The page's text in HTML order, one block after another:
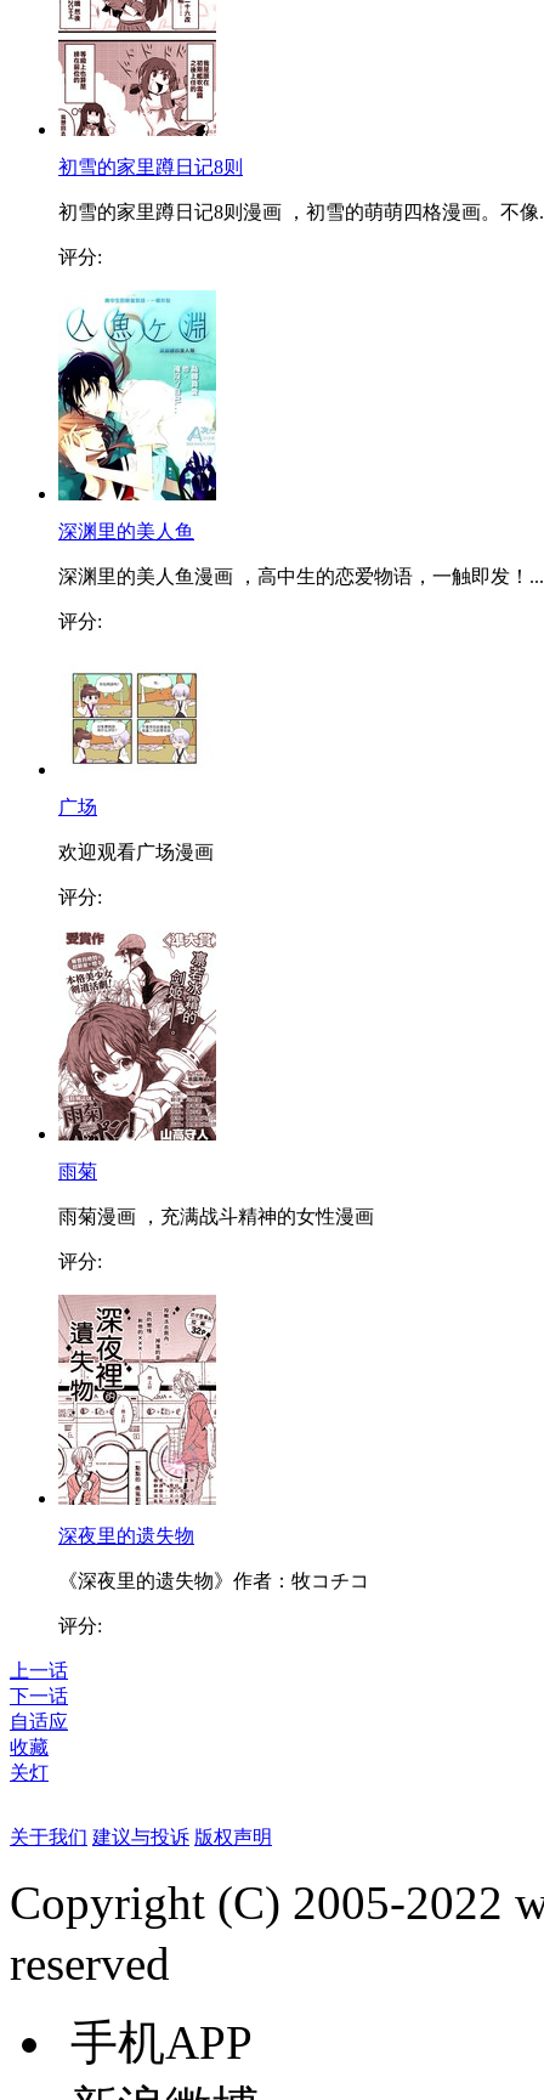
初雪的家里蹲日记8则
初雪的家里蹲日记8则漫画 ，初雪的萌萌四格漫画。不像
评分:
深渊里的美人鱼
深渊里的美人鱼漫画 ，高中生的恋爱物语，一触即发！...
评分:
广场
欢迎观看广场漫画
评分:
雨菊
雨菊漫画 ，充满战斗精神的女性漫画
评分:
深夜里的遗失物
《深夜里的遗失物》作者：牧コチコ
评分:
上一话
下一话
自适应
收藏
关灯
关于我们 建议与投诉 版权声明
Copyright (C) 2005-2022
reserved
手机APP